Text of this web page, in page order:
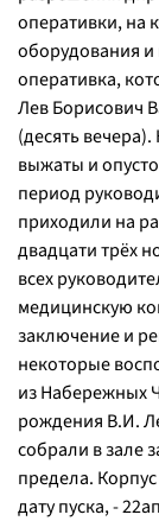
оперативки, на
оборудования и
оперативка,
Лев Борисович
(десять
выжаты и
период
приходили на
двадцати трёх
всех
медицинскую
заключение и
некоторые
из Набережных
рождения В.И.
собрали в зале
предела.
дату пуска, -